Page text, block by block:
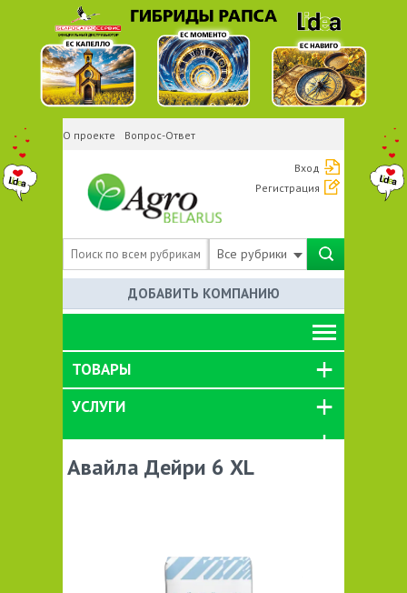
О проекте Вопрос-Ответ
Вход
Регистрация
Все рубрики
ДОБАВИТЬ КОМПАНИЮ
ТОВАРЫ
УСЛУГИ
Авайла Дейри 6 XL